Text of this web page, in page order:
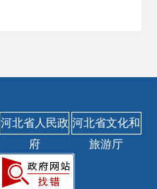
河北省人民政
府
河北省文化和
旅游厅